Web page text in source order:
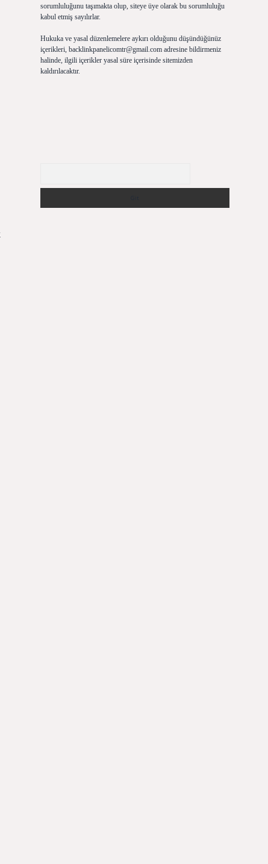
sorumluluğunu taşımakta olup, siteye üye olarak bu sorumluluğu
kabul etmiş sayılırlar.
Hukuka ve yasal düzenlemelere aykırı olduğunu düşündüğünüz
içerikleri, backlinkpanelicomtr@gmail.comadresine bildirmeniz
halinde, ilgili içerikler yasal süre içerisinde sitemizden
kaldırılacaktır.